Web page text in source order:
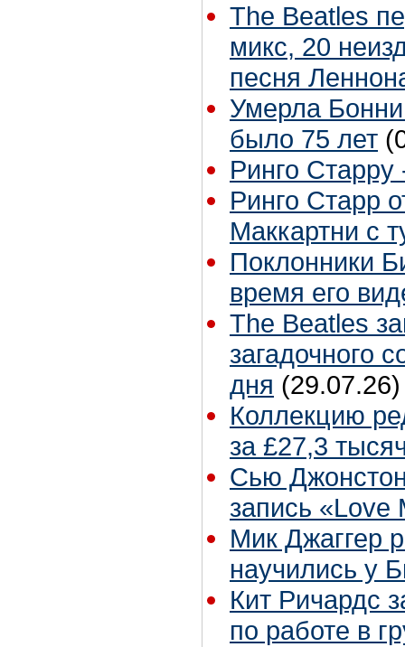
The Beatles
микс, 20
песня
Умерла
было 75 лет
Ринго Старру
Ринго Старр
Маккартни с
Поклонники
время его
The Beatles
загадочного
дня (29.07.26)
Коллекцию
за £27,3
Сью
запись «Love
Мик Джаггер
научились у
Кит Ричардс
по работе в